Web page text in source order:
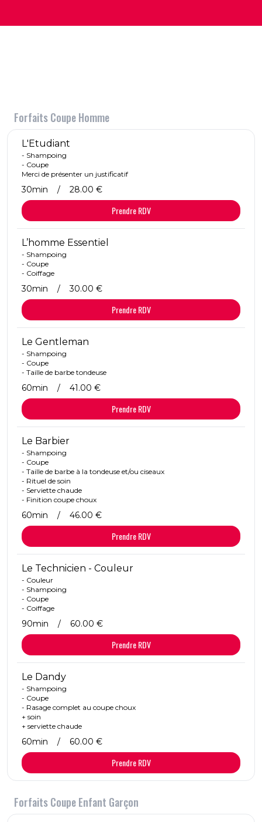
Forfaits Coupe Homme
L'Etudiant
- Shampoing
- Coupe
Merci de présenter un justificatif
30min / 28.00 €
Prendre RDV
L’homme Essentiel
- Shampoing
- Coupe
- Coiffage
30min / 30.00 €
Prendre RDV
Le Gentleman
- Shampoing
- Coupe
- Taille de barbe tondeuse
60min / 41.00 €
Prendre RDV
Le Barbier
- Shampoing
- Coupe
- Taille de barbe à la tondeuse et/ou ciseaux
- Rituel de soin
- Serviette chaude
- Finition coupe choux
60min / 46.00 €
Prendre RDV
Le Technicien - Couleur
- Couleur
- Shampoing
- Coupe
- Coiffage
90min / 60.00 €
Prendre RDV
Le Dandy
- Shampoing
- Coupe
- Rasage complet au coupe choux
+ soin
+ serviette chaude
60min / 60.00 €
Prendre RDV
Forfaits Coupe Enfant Garçon